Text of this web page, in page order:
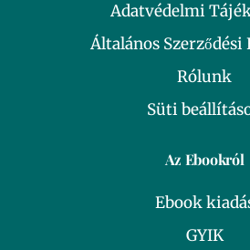
Adatvédelmi
Általános Szerződési
Rólunk
Süti
Az Ebookról
Ebook
GYIK